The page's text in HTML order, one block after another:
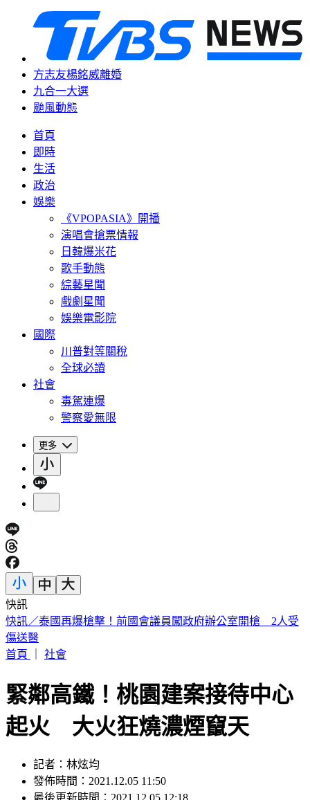
方志友楊銘威離婚
九合一大選
颱風動態
首頁
即時
生活
政治
娛樂
《VPOPASIA》開播
演唱會搶票情報
日韓爆米花
歌手動態
綜藝星聞
戲劇星聞
娛樂電影院
國際
川普對等關稅
全球必讀
社會
毒駕連爆
警察愛無限
更多
快訊
快訊／淡水國中生戲水遭大浪捲走 海巡急救援
首頁｜
緊鄰高鐵！桃園建案接待中心
起火 大火狂燒濃煙竄天
發佈時間：2021.12.05 11:50
最後更新時間：2021.12.05 12:18